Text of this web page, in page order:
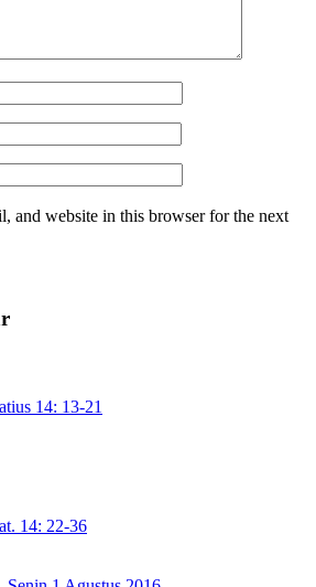
and website in this browser for the next
14: 13-21
14: 22-36